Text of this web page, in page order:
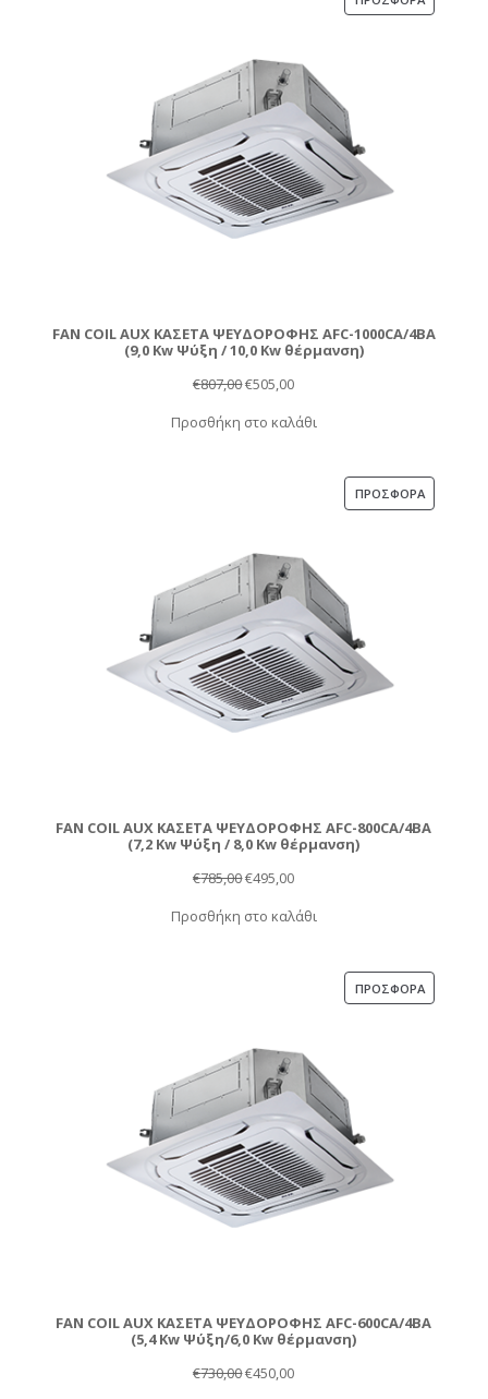
FAN COIL AUX ΚΑΣΕΤΑ ΨΕΥΔΟΡΟΦΗΣ AFC-1000CA/4BA
(9,0 Kw Ψύξη / 10,0 Kw θέρμανση)
€807,00Original
was:
€505,00Η
τιμή
€505,00.
Προσθήκη στο καλάθι
ΠΡΟΣΦΟΡΆΠΡΟΪΌΝ
FAN COIL AUX ΚΑΣΕΤΑ ΨΕΥΔΟΡΟΦΗΣ AFC-800CA/4BA
(7,2 Kw Ψύξη / 8,0 Kw θέρμανση)
€785,00Original
was:
€495,00Η
τιμή
€495,00.
Προσθήκη στο καλάθι
ΠΡΟΣΦΟΡΆΠΡΟΪΌΝ
FAN COIL AUX ΚΑΣΕΤΑ ΨΕΥΔΟΡΟΦΗΣ AFC-600CA/4BA
(5,4 Kw Ψύξη/6,0 Kw θέρμανση)
€730,00Original
€450,00Η